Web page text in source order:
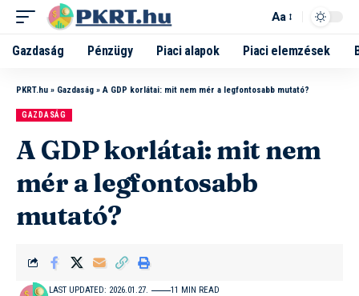
Aa
Gazdaság Pénzügy Piaci alapok Piaci elemzések
PKRT.hu » Gazdaság » A GDP korlátai: mit nem mér a legfontosabb mutató?
GAZDASÁG
A GDP korlátai: mit nem
mér a legfontosabb
mutató?
LAST UPDATED: 2026.01.27. 11 MIN READ